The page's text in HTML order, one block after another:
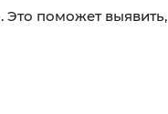
Это поможет выявить,